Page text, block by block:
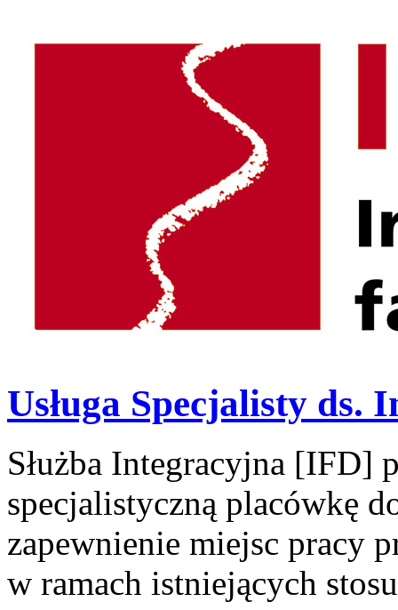
Usługa Specjalisty ds.
Służba Integracyjna [IFD]
specjalistyczną placówkę
zapewnienie miejsc pracy
w ramach istniejących